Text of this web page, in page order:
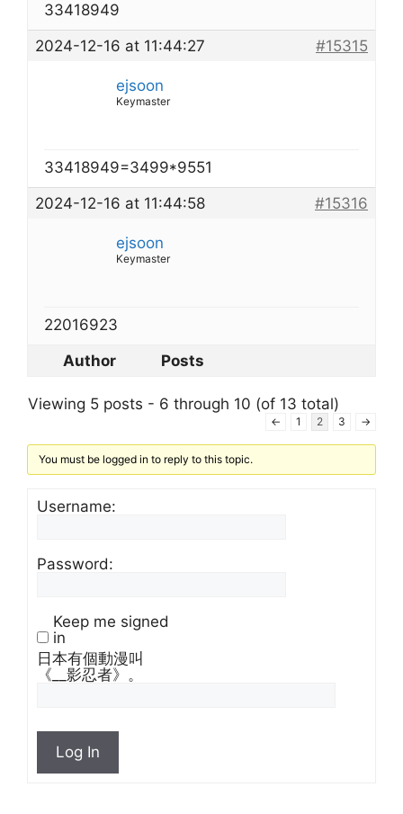
33418949
2024-12-16 at 11:44:27
#15315
ejsoon
Keymaster
33418949=3499*9551
2024-12-16 at 11:44:58
#15316
ejsoon
Keymaster
22016923
Author
Posts
Viewing 5 posts - 6 through 10 (of 13 total)
← 1 2 3 →
You must be logged in to reply to this topic.
Username:
Password:
Keep me signed
in
日本有個動漫叫
《__影忍者》。
Log In